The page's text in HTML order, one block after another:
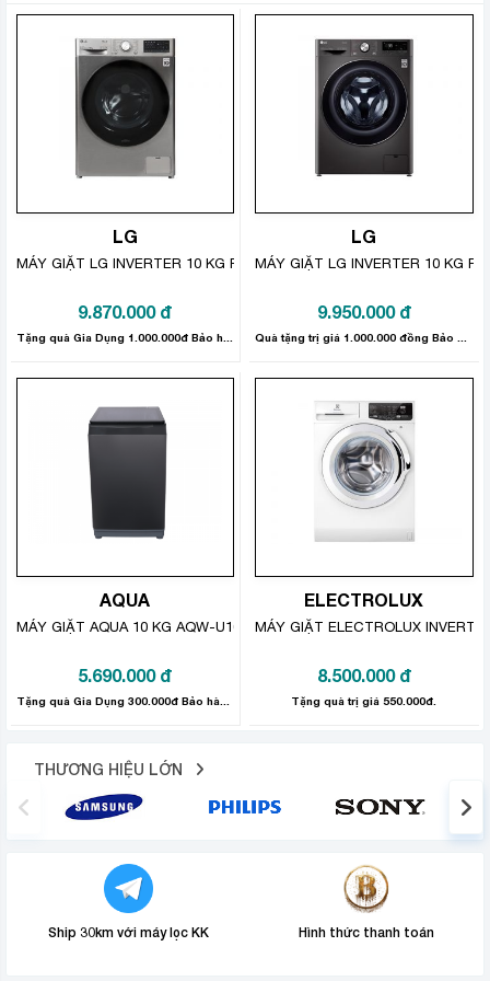
Máy giặt Aqua AQW-U91CT(N) sử dụng vòi nước phun
mạnh mẽ từ rất nhiều hướng, từ đó giúp giặt hiệu quả
hơn, sạch hơn. Ngoài ra công nghệ giặt nhiều luồng
nước phun MultiJet góp phần loại bỏ cặn bột giặt còn
sót lại trên quần áo, hạn chế nguy cơ gây dị ứng cho
làn da.
Mâm giặt diệt khuẩn khử mùi Nano Ag+ không còn
mùi ẩm mốc bám trong lồng giặt
giặt Nano Ag+ của
góp phần tiêu diệt vi
chất lượng giặt giũ tốt hơn.
LG
MÁY GIẶT LG INVERTER 10 KG FV1410S4P
9.870.000 đ
LG
MÁY GIẶT LG INVERTER 10 KG
9.950.000 đ
AQUA
MÁY GIẶT AQUA 10 KG AQW-U100FT.BK
5.690.000 đ
ELECTROLUX
MÁY GIẶT ELECTROLUX
8.500.000 đ
Tặng quà trị giá 550.000đ.
THƯƠNG HIỆU LỚN
Ship 30km với máy lọc KK Hình thức thanh toán